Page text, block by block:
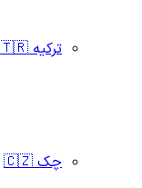
ترکیه 🇹🇷
چک 🇨🇿